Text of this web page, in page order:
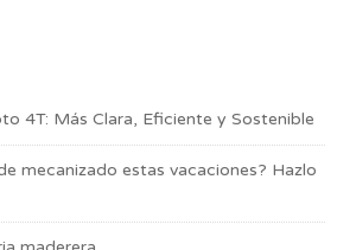
4T: Más Clara, Eficiente y Sostenible
mecanizado estas vacaciones? Hazlo